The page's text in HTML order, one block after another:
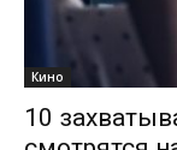
Кино
10